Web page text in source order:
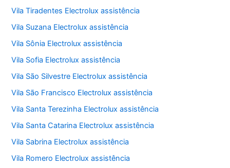
Vila Tiradentes Electrolux assistência
Vila Suzana Electrolux assistência
Vila Sônia Electrolux assistência
Vila Sofia Electrolux assistência
Vila São Silvestre Electrolux assistência
Vila São Francisco Electrolux assistência
Vila Santa Terezinha Electrolux assistência
Vila Santa Catarina Electrolux assistência
Vila Sabrina Electrolux assistência
Vila Romero Electrolux assistência